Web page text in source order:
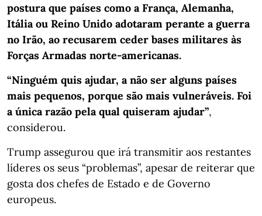
postura que países como a França, Alemanha,
Itália ou Reino Unido adotaram perante a guerra
no Irão, ao recusarem ceder bases militares às
Forças Armadas norte-americanas.
“Ninguém quis ajudar, a não ser alguns países
mais pequenos, porque são mais vulneráveis. Foi
a única razão pela qual quiseram ajudar”,
considerou.
Trump assegurou que irá transmitir aos restantes
líderes os seus “problemas”, apesar de reiterar que
gosta dos chefes de Estado e de Governo
europeus.